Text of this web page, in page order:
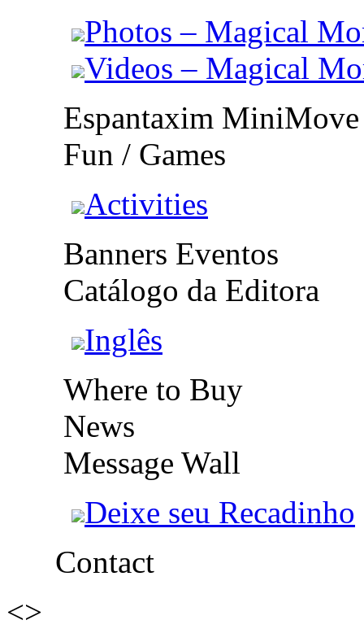
Photos – Magical
Videos – Magical
Espantaxim MiniMove
Fun / Games
Activities
Banners Eventos
Catálogo da Editora
Inglês
Where to Buy
News
Message Wall
Deixe seu Recadinho
Contact
<>